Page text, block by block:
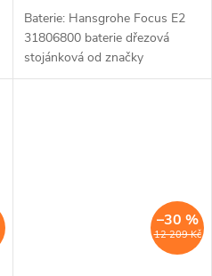
Baterie: Hansgrohe Focus E2
31806800 baterie dřezová
stojánková od značky
Hansgrohe. Série: Focus E2.
12 209 Kč
–30 %